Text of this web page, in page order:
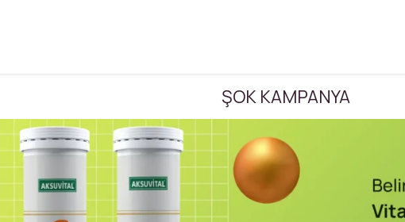
ŞOK KAMPANYA